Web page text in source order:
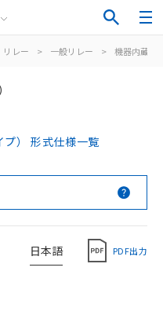
リレー > 一般リレー > 機器内蔵用
） 形式仕様一覧
日本語 PDF出力